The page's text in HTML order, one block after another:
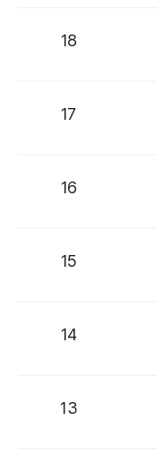
18
17
16
15
14
13